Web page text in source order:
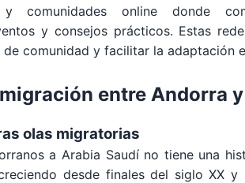
y comunidades online donde
y consejos prácticos. Estas
comunidad y facilitar la adaptación
entre Andorra
olas migratorias
a Arabia Saudí no tiene una
desde finales del siglo XX y